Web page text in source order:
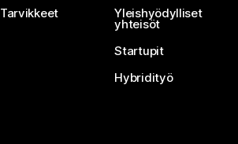
Tarvikkeet
Yleishyödylliset
yhteisöt
Startupit
Hybridityö